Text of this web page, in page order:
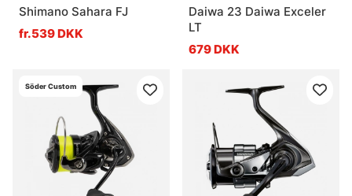
Shimano Sahara FJ
fr.539 DKK
Daiwa 23 Daiwa Exceler
LT
679 DKK
Söder Custom